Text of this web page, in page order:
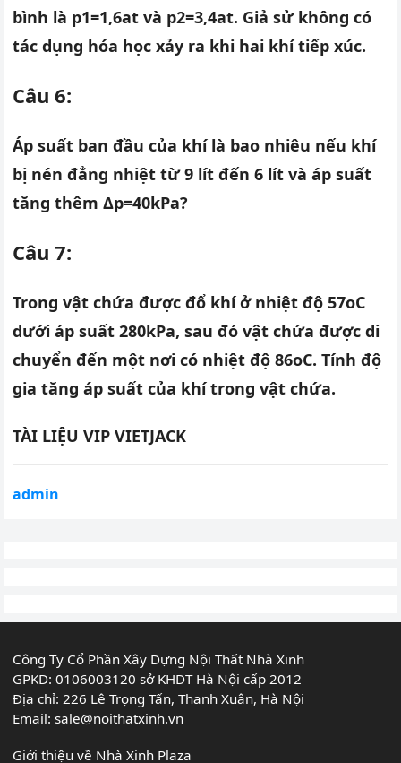
bình là p1=1,6at và p2=3,4at. Giả sử không có
tác dụng hóa học xảy ra khi hai khí tiếp xúc.
Câu 6:
Áp suất ban đầu của khí là bao nhiêu nếu khí
bị nén đẳng nhiệt từ 9 lít đến 6 lít và áp suất
tăng thêm Δp=40kPa?
Câu 7:
Trong vật chứa được đổ khí ở nhiệt độ 57oC
dưới áp suất 280kPa, sau đó vật chứa được di
chuyển đến một nơi có nhiệt độ 86oC. Tính độ
gia tăng áp suất của khí trong vật chứa.
TÀI LIỆU VIP VIETJACK
admin
Công Ty Cổ Phần Xây Dựng Nội Thất Nhà Xinh
GPKD: 0106003120 sở KHDT Hà Nội cấp 2012
Địa chỉ: 226 Lê Trọng Tấn, Thanh Xuân, Hà Nội
Email:sale@noithatxinh.vn
Giới thiệu về Nhà Xinh Plaza